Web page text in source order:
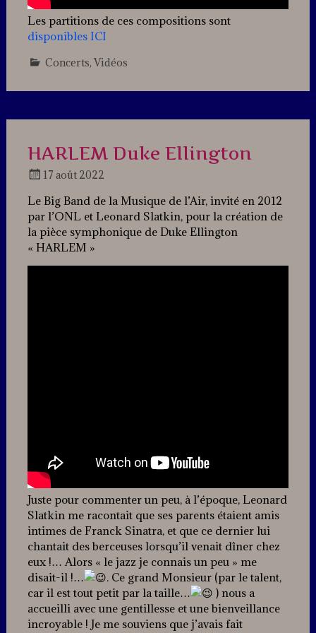
Les partitions de ces compositions sont
disponibles ICI
Concerts, Vidéos
a
HARLEM Duke Ellington
17 août 2022
Jazz
Le Big Band de la Musique de l’Air, invité en 2012
par l’ONL et Leonard Slatkin, pour la création de
la pièce symphonique de Duke Ellington
« HARLEM »
Juste pour commenter un peu, à l’époque, Leonard
Slatkin me racontait que ses parents étaient amis
intimes de Franck Sinatra, et que ce dernier lui
chantait des berceuses lorsqu’il venait dîner chez
eux !… Alors « le jazz je connais un peu » me
disait-il !…
. Ce grand Monsieur (par le talent,
car il est tout petit par la taille…
) nous a
accueilli avec une gentillesse et une bienveillance
incroyable ! Je me souviens que j’avais fait